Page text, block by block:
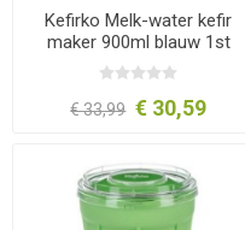
Kefirko Melk-water kefir
maker 900ml blauw 1st
€ 33,99 € 30,59